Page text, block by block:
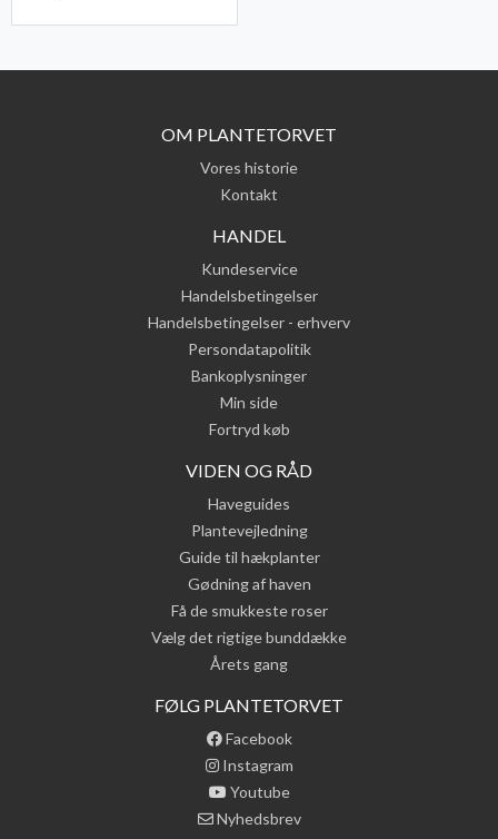
OM PLANTETORVET
Vores historie
Kontakt
HANDEL
Kundeservice
Handelsbetingelser
Handelsbetingelser - erhverv
Persondatapolitik
Bankoplysninger
Min side
Fortryd køb
VIDEN OG RÅD
Haveguides
Plantevejledning
Guide til hækplanter
Gødning af haven
Få de smukkeste roser
Vælg det rigtige bunddække
Årets gang
FØLG PLANTETORVET
Facebook
Instagram
Youtube
Nyhedsbrev